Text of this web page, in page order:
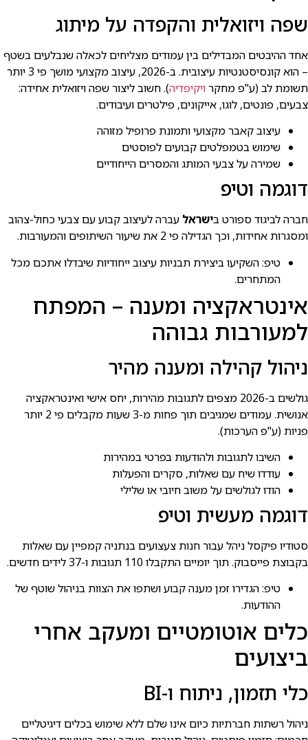
שפה ויזואלית והקפדה על מיתוג
אחד ההיבטים המבדילים בין עמודים מצליחים לכאלה שנבלעים בשטף
– הוא קונסיסטנטיות עיצובית. ב-2026, עיצוב מקצועי מושך פי 3 יותר
תשומת לב (ע"פ מחקרויקיפדיה). חשוב ליצור שפה ויזואלית אחידה:
צבעים, פונטים, לוגו, אייקונים, פילטרים ועיבודים.
עיצוב קאבר מקצועי ותמונת פרופיל מזוהה
שימוש בטמפלטים קבועים לפוסטים
שמירה על צבעי המותג והמסרים הייחודיים
דוגמה וטיפ
חברה לביגוד ספורט בישראל עברה לעיצוב קבוע עם צבעי כחול-צהוב
ומסגרות אחידות, וכך הגדילה פי 2 את שיעור השיתופים והמעורבות.
טיפ: השקיעו ביצירת תבניות עיצוב ייחודיות שיבדלו אתכם מכל
המתחרים.
אינטראקציה ומענה – המפתח
למעורבות גבוהה
ניהול קהילה ומענה מהיר
גולשים ב-2026 מצפים לתגובות מהירות, יחס אישי ואינטראקציה
אנושית. עמודים שמגיבים תוך פחות מ-3 שעות מקבלים פי 2 יותר
פניות (ע"פ הערכות).
השיבו לתגובות ולהודעות בפרטי במהירות
עודדו שיח עם שאלות, סקרים והפעלות
הודו לגולשים על משוב חיובי או שלילי
דוגמה מעשית וטיפ
סטודיו פיקסל ניהל עבור חנות צעצועים בנתניה קמפיין עם שאלות
בקבוצת פייסבוק. תוך יומיים התקבלו 110 תגובות ו-37 לידים חדשים.
טיפ: הגדירו זמן מענה קבוע ושתפו את הצוות בניהול שוטף של
ההודעות.
כלים אוטומטיים ומעקב אחרי
ביצועים
כלי תזמון, ניתוח ו-BI
ניהול רשתות חברתיות כיום אינו שלם ללא שימוש בכלים דיגיטליים